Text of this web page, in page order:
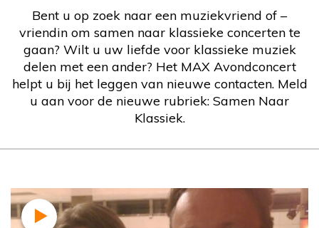
Bent u op zoek naar een muziekvriend of –
vriendin om samen naar klassieke concerten te
gaan? Wilt u uw liefde voor klassieke muziek
delen met een ander? Het MAX Avondconcert
helpt u bij het leggen van nieuwe contacten. Meld
u aan voor de nieuwe rubriek: Samen Naar
Klassiek.